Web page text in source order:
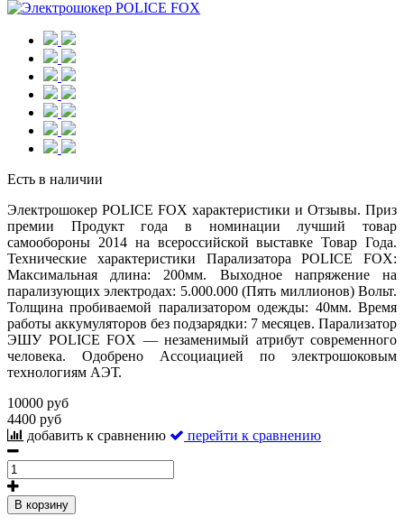
Есть в наличии
Электрошокер POLICE FOX характеристики и Отзывы. Приз
премии Продукт года в номинации лучший товар
самообороны 2014 на всероссийской выставке Товар Года.
Технические характеристики Парализатора POLICE FOX:
Максимальная длина: 200мм. Выходное напряжение на
парализующих электродах: 5.000.000 (Пять миллионов) Вольт.
Толщина пробиваемой парализатором одежды: 40мм. Время
работы аккумуляторов без подзарядки: 7 месяцев. Парализатор
ЭШУ POLICE FOX — незаменимый атрибут современного
человека. Одобрено Ассоциацией по электрошоковым
технологиям АЭТ.
10000 руб
4400 руб
добавить к сравнению
перейти к сравнению
В корзину